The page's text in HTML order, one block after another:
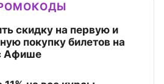
скидку на первую и
покупку билетов на
Афише